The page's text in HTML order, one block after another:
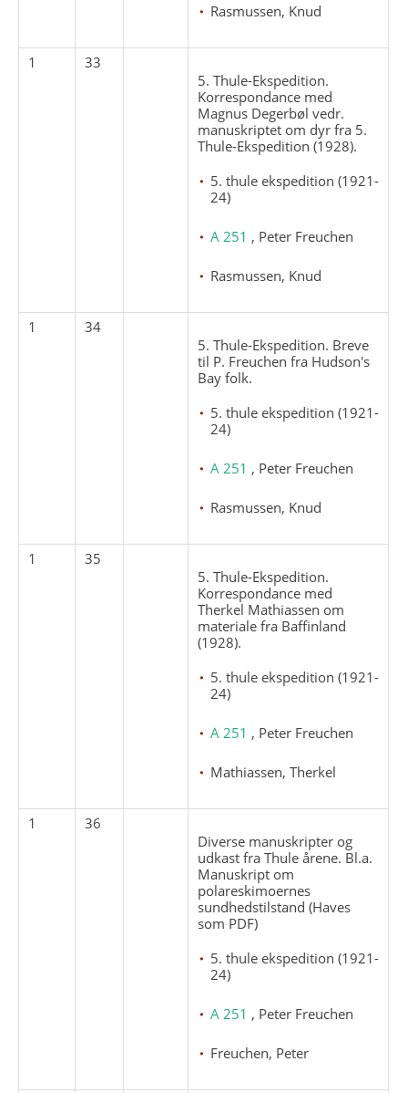
Rasmussen, Knud
1
33
5. Thule-Ekspedition.
Korrespondance med
Magnus Degerbøl vedr.
manuskriptet om dyr fra 5.
Thule-Ekspedition (1928).
5. thule ekspedition (1921-
24)
A 251 , Peter Freuchen
Rasmussen, Knud
1
34
5. Thule-Ekspedition. Breve
til P. Freuchen fra Hudson's
Bay folk.
5. thule ekspedition (1921-
24)
A 251 , Peter Freuchen
Rasmussen, Knud
1
35
5. Thule-Ekspedition.
Korrespondance med
Therkel Mathiassen om
materiale fra Baffinland
(1928).
5. thule ekspedition (1921-
24)
A 251 , Peter Freuchen
Mathiassen, Therkel
1
36
Diverse manuskripter og
udkast fra Thule årene. Bl.a.
Manuskript om
polareskimoernes
sundhedstilstand (Haves
som PDF)
5. thule ekspedition (1921-
24)
A 251 , Peter Freuchen
Freuchen, Peter